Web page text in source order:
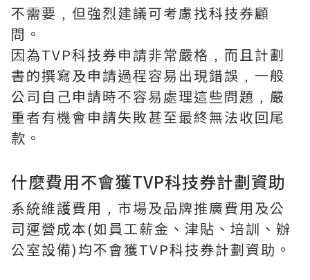
不需要﹐但強烈建議可考慮找科技券顧
問。
因為TVP科技券申請非常嚴格﹐而且計劃
書的撰寫及申請過程容易出現錯誤﹐一般
公司自己申請時不容易處理這些問題﹐嚴
重者有機會申請失敗甚至最終無法收回尾
款。
什麼費用不會獲TVP科技券計劃資助
系統維護費用﹐市場及品牌推廣費用及公
司運營成本(如員工薪金、津貼、培訓、辦
公室設備)均不會獲TVP科技券計劃資助。